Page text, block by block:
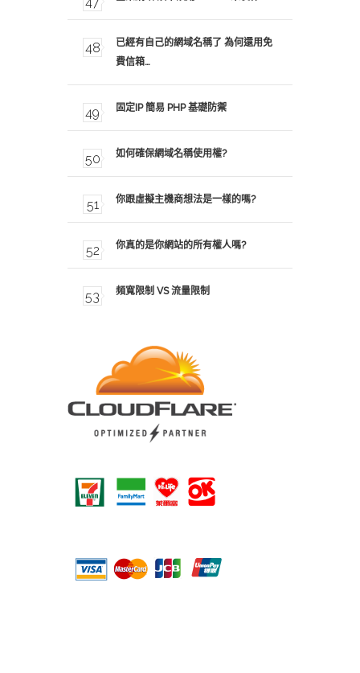
已經有自己的網域名稱了 為何還用免
費信箱…
固定IP 簡易 PHP 基礎防禦
如何確保網域名稱使用權?
你跟虛擬主機商想法是一樣的嗎?
你真的是你網站的所有權人嗎?
頻寬限制 VS 流量限制